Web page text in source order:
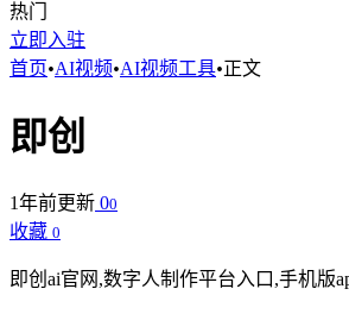
热门
立即入驻
首页•AI视频•AI视频工具•正文
即创
1年前更新 00
收藏 0
即创ai官网,数字人制作平台入口,手机版